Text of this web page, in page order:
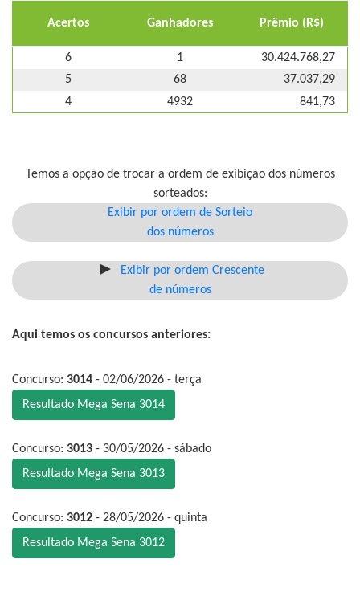
Acertos Ganhadores Prêmio (R$)
6 1
30.424.768,27
5
68
37.037,29
4
4932 841,73
Temos a opção de trocar a ordem de exibição dos números
sorteados:
Exibir por ordem de Sorteio
dos números
Exibir por ordem Crescente
de números
Aqui temos os concursos anteriores:
Concurso: 3014 - 02/06/2026 - terça
Resultado Mega Sena 3014
Concurso: 3013 - 30/05/2026 - sábado
Resultado Mega Sena 3013
Concurso: 3012 - 28/05/2026 - quinta
Resultado Mega Sena 3012